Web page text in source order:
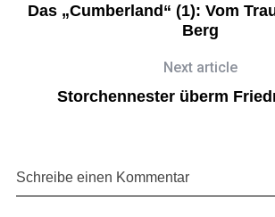
Das „Cumberland“ (1): Vom
Berg
Next article
Storchennester überm
Schreibe einen Kommentar